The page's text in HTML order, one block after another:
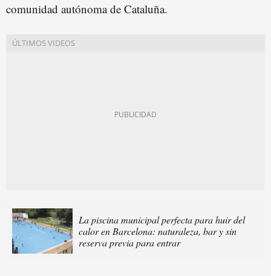
comunidad autónoma de Cataluña.
La piscina municipal perfecta para huir del
calor en Barcelona: naturaleza, bar y sin
reserva previa para entrar